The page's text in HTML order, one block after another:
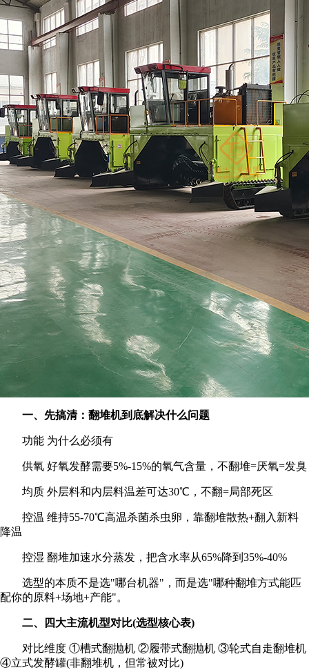
一、先搞清：翻堆机到底解决什么问题
功能 为什么必须有
供氧 好氧发酵需要5%-15%的氧气含量，不翻堆=厌氧=发臭
均质 外层料和内层料温差可达30℃，不翻=局部死区
控温 维持55-70℃高温杀菌杀虫卵，靠翻堆散热+翻入新料
降温
控湿 翻堆加速水分蒸发，把含水率从65%降到35%-40%
选型的本质不是选"哪台机器"，而是选"哪种翻堆方式能匹
配你的原料+场地+产能"。
二、四大主流机型对比(选型核心表)
对比维度 ①槽式翻抛机 ②履带式翻抛机 ③轮式自走翻堆机
④立式发酵罐(非翻堆机，但常被对比)